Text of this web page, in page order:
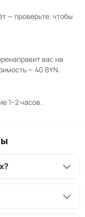
— проверьте, чтобы
вас на
— 40 BYN.
1–2 часов.